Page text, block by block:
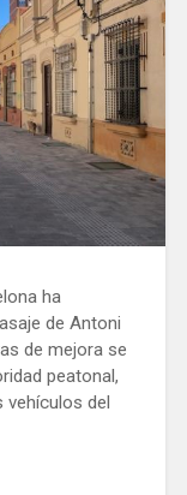
ha
de Antoni
de mejora se
peatonal,
vehículos del